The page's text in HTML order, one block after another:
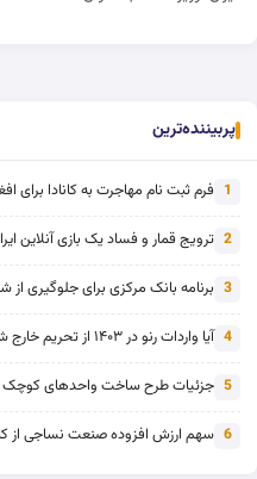
پربیننده‌ترین
1 فرم ثبت نام مهاجرت به کانادا برای
2 ترویج قمار و فساد یک بازی آنلاین
3 برنامه بانک مرکزی برای جلوگیری
4 آیا واردات رنو در ۱۴۰۳ از تحریم خارج شده است؟
5 جزئیات طرح ساخت واحدهای کوچک
6 سهم ارزش افزوده صنعت نساجی